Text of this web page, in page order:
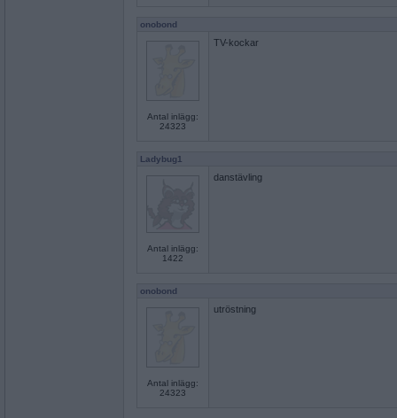
onobond
Antal inlägg:
24323
TV-kockar
Ladybug1
Antal inlägg:
1422
danstävling
onobond
Antal inlägg:
24323
utröstning